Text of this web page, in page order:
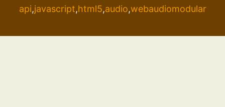
api,javascript,html5,audio,webaudiomodular